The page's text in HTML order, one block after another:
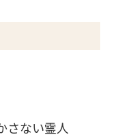
ない霊人